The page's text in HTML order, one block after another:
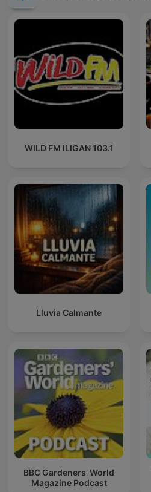
WILD FM ILIGAN 103.1
Lluvia Calmante
BBC Gardeners’ World
Magazine Podcast